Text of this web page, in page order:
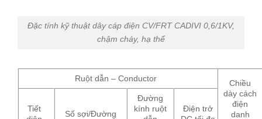
Đặc tính kỹ thuật dây cáp điện CV/FRT CADIVI 0,6/1KV,
chậm cháy, hạ thế
Ruột dẫn – Conductor
Chiều
dày cách
điện
danh
Tiết
Số sợi/Đường
Đường
kính ruột
Điện trở